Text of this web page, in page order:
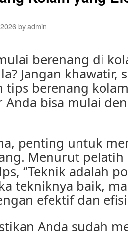
byadmin
berenang di
Jangan khawatir,
tips berenang
Anda bisa mulai
penting untuk
Menurut
“Teknik adalah
tekniknya baik,
efektif dan
Anda sudah